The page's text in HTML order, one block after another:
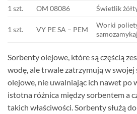
1 szt.
OM 08086 Świetlik
1 szt. VY PE SA – PEM
Worki
Sorbenty olejowe, które są częścią
wodę, ale trwale zatrzymują w
olejowe, nie uwalniając ich nawet po
istotna różnica między sorbentem a
takich właściwości. Sorbenty służą